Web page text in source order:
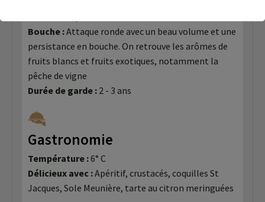
Bouche :Attaque ronde avec un beau volume et une
persistance en bouche. On retrouve les arômes de
fruits blancs et fruits exotiques, notamment la
pêche de vigne
Durée de garde : 2 - 3 ans
Gastronomie
Température :6° C
Délicieux avec :Apéritif, crustacés, coquilles St
Jacques, Sole Meunière, tarte au citron meringuées